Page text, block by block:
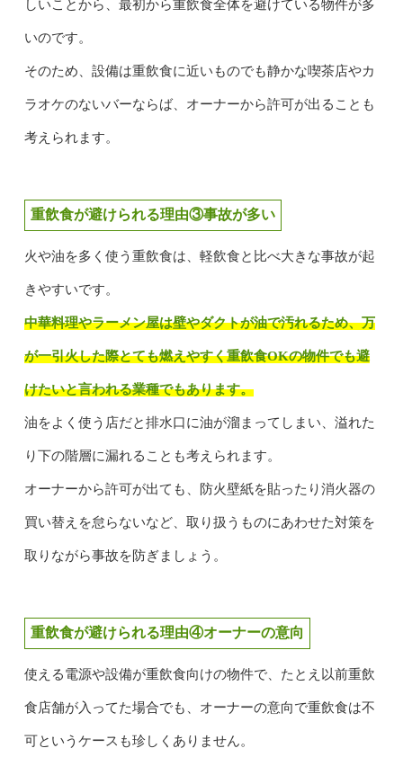
しいことから、最初から重飲食全体を避けている物件が多
いのです。
そのため、設備は重飲食に近いものでも静かな喫茶店やカ
ラオケのないバーならば、オーナーから許可が出ることも
考えられます。
重飲食が避けられる理由③事故が多い
火や油を多く使う重飲食は、軽飲食と比べ大きな事故が起
きやすいです。
中華料理やラーメン屋は壁やダクトが油で汚れるため、万
が一引火した際とても燃えやすく重飲食OKの物件でも避
けたいと言われる業種でもあります。
油をよく使う店だと排水口に油が溜まってしまい、溢れた
り下の階層に漏れることも考えられます。
オーナーから許可が出ても、防火壁紙を貼ったり消火器の
買い替えを怠らないなど、取り扱うものにあわせた対策を
取りながら事故を防ぎましょう。
重飲食が避けられる理由④オーナーの意向
使える電源や設備が重飲食向けの物件で、たとえ以前重飲
食店舗が入ってた場合でも、オーナーの意向で重飲食は不
可というケースも珍しくありません。